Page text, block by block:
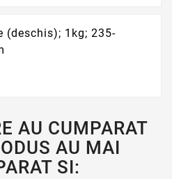
(deschis); 1kg; 235-
AU CUMPARAT
AU MAI
SI: